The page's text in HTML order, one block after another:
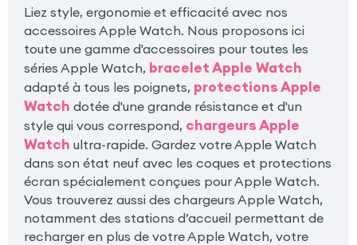
Liez style, ergonomie et efficacité avec nos
accessoires Apple Watch. Nous proposons ici
toute une gamme d'accessoires pour toutes les
séries Apple Watch, bracelet Apple Watch
adapté à tous les poignets, protections Apple
Watch dotée d'une grande résistance et d'un
style qui vous correspond, chargeurs Apple
Watch ultra-rapide. Gardez votre Apple Watch
dans son état neuf avec les coques et protections
écran spécialement conçues pour Apple Watch.
Vous trouverez aussi des chargeurs Apple Watch,
notamment des stations d’accueil permettant de
recharger en plus de votre Apple Watch, votre